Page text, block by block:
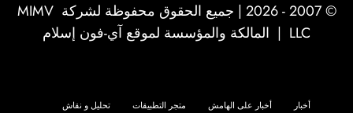
© 2007 - 2026 | جميع الحقوق محفوظة لشركة
MIMV
LLC | المالكة والمؤسسة لموقع آي-فون إسلام
أخبار أخبار على الهامش متجر التطبيقات
تحليل و نقاش